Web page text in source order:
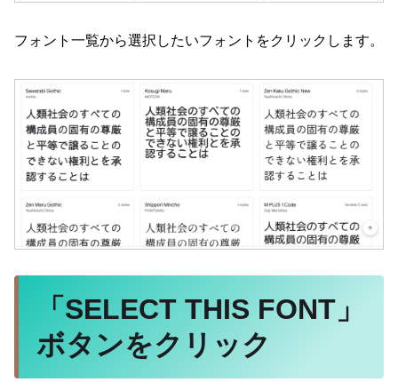
フォント一覧から選択したいフォントをクリックします。
「SELECT THIS FONT」
ボタンをクリック